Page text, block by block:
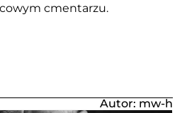
cmentarzu.
Autor: mw-h